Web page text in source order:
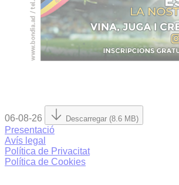
06-08-26 Descarregar (8.6 MB)
Presentació
Avís legal
Política de Privacitat
Política de Cookies